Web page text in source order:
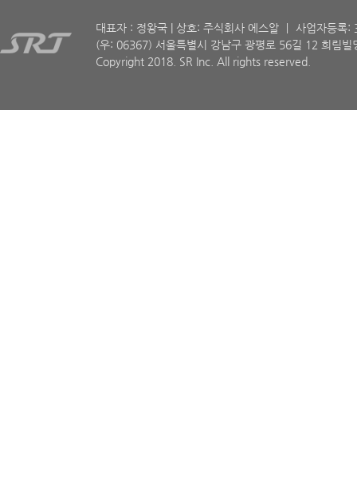
대표자 : 정왕국 | 상호: 주식회사 에스알 ㅣ 사업자등
(우: 06367) 서울특별시 강남구 광평로 56길 12 희림빌
Copyright 2018. SR Inc. All rights reserved.